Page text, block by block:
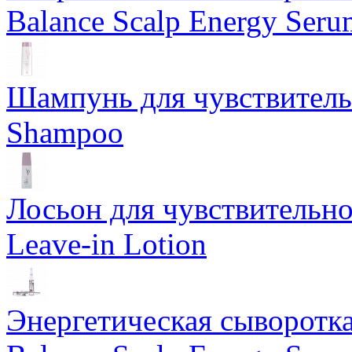
Balance Scalp Energy
Шампунь для
Shampoo
Лосьон для
Leave-in Lotion
Энергетическая